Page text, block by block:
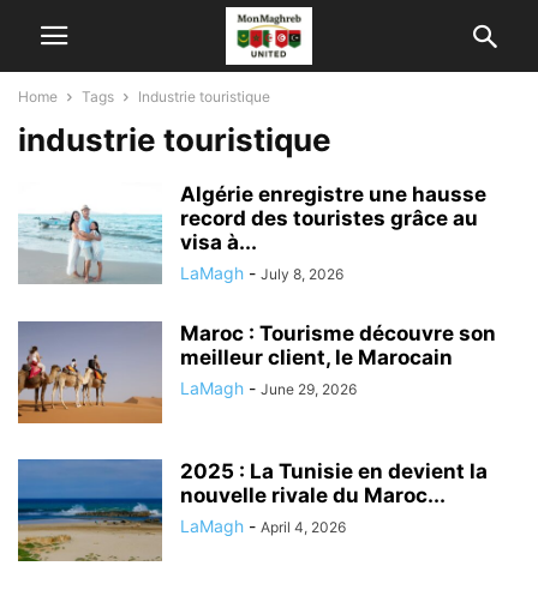
Home Tags Industrie touristique
industrie touristique
Algérie enregistre une hausse
record des touristes grâce au
visa à...
LaMagh - July 8, 2026
Maroc : Tourisme découvre son
meilleur client, le Marocain
LaMagh - June 29, 2026
2025 : La Tunisie en devient la
nouvelle rivale du Maroc...
LaMagh - April 4, 2026